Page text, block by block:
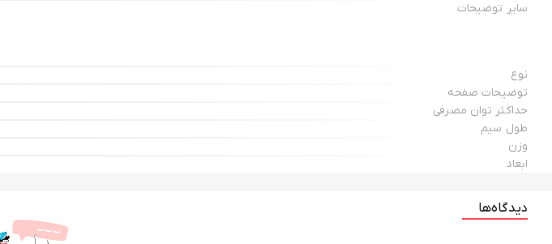
سایر توضیحات
نوع
توضیحات صفحه
حداکثر توان مصرفی
طول سیم
وزن
ابعاد
دیدگاه‌ها